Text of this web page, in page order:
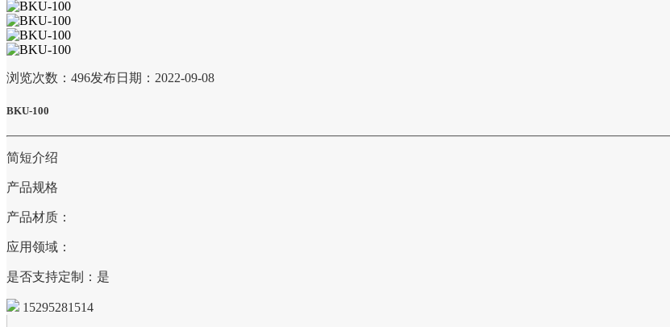
浏览次数： 496发布日期：2022-09-08
BKU-100
简短介绍
产品规格
产品材质：
应用领域：
是否支持定制：是
15295281514